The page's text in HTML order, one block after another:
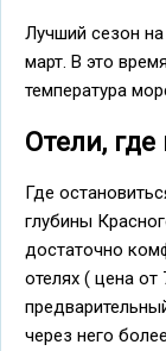
Лучший сезон
март. В это
температура
Отели,
Где
глубины
достаточно
отелях ( цена
через него